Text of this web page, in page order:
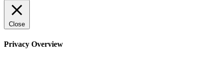
Close
Privacy Overview